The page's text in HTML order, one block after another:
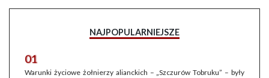
NAJPOPULARNIEJSZE
01
Warunki życiowe żołnierzy alianckich – „Szczurów Tobruku” – były